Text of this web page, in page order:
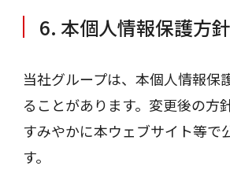
6. 本個人情報保護方
当社グループは、本個人情報保
ることがあります。変更後の方
すみやかに本ウェブサイト等で
す。